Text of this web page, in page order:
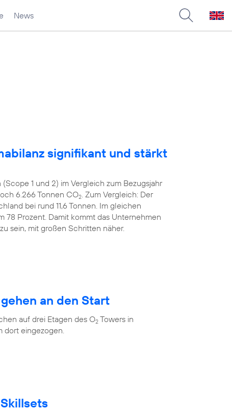
News
signifikant und stärkt
(Scope 1 und 2) im Vergleich zum Bezugsjahr
6.266 Tonnen CO2. Zum Vergleich: Der
bei rund 11,6 Tonnen. Im gleichen
78 Prozent. Damit kommt das Unternehmen
sein, mit großen Schritten näher.
an den Start
auf drei Etagen des O2 Towers in
dort eingezogen.